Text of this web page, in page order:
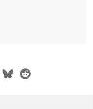
blueskyreddit